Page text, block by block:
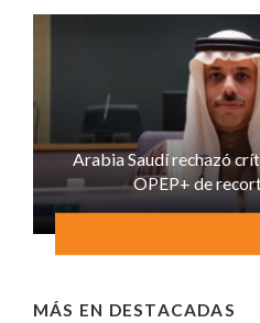
Arabia Saudí rechazó
OPEP+ de
MÁS EN DESTACADAS